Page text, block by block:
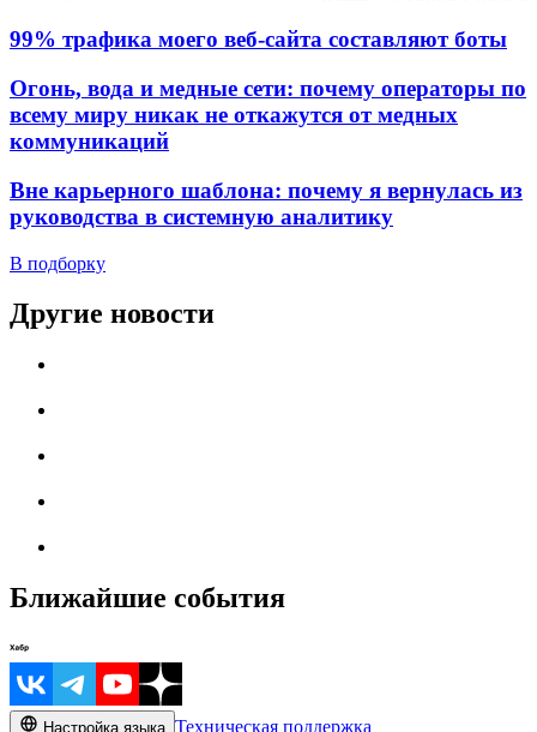
99% трафика моего веб‑сайта составляют боты
Огонь, вода и медные сети: почему операторы по
всему миру никак не откажутся от медных
коммуникаций
Вне карьерного шаблона: почему я вернулась из
руководства в системную аналитику
В подборку
Другие новости
Ближайшие события
Настройка языка Техническая поддержка